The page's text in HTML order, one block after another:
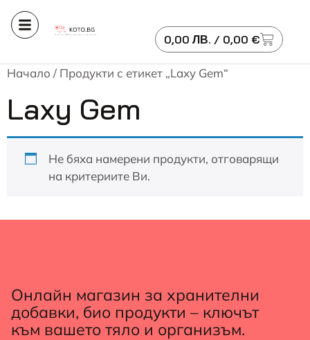
0,00 ЛВ. / 0,00 €
Начало / Продукти с етикет „Laxy Gem“
Laxy Gem
Не бяха намерени продукти, отговарящи
на критериите Ви.
Онлайн магазин за хранителни
добавки, био продукти – ключът
към вашето тяло и организъм.